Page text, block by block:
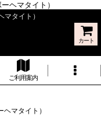
ヘマタイト）
タイト）
カート
ご利用案内
マタイト）